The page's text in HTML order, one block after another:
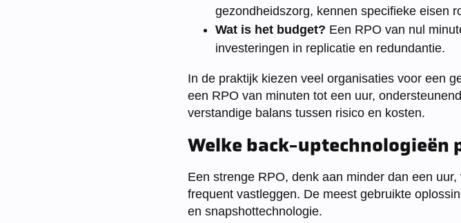
gezondheidszorg, kennen specifieke eisen
Wat is het budget? Een RPO van nul
investeringen in replicatie en redundantie.
In de praktijk kiezen veel organisaties voor een
een RPO van minuten tot een uur,
verstandige balans tussen risico en kosten.
Welke back-uptechnologieën
Een strenge RPO, denk aan minder dan een
frequent vastleggen. De meest gebruikte
en snapshottechnologie.